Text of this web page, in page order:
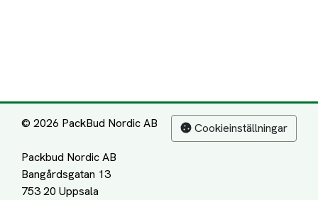
© 2026 PackBud Nordic AB
Packbud Nordic AB
Bangårdsgatan 13
753 20 Uppsala
Cookieinställningar